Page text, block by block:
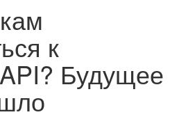
к
Будущее